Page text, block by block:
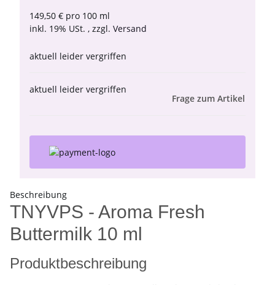
149,50 € pro 100 ml
inkl. 19% USt. , zzgl. Versand
aktuell leider vergriffen
aktuell leider vergriffen
Frage zum Artikel
Beschreibung
TNYVPS - Aroma Fresh
Buttermilk 10 ml
Produktbeschreibung